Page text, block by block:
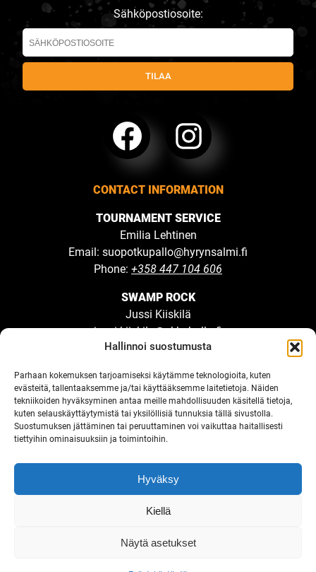
Hallinnoi suostumusta
Parhaan kokemuksen tarjoamiseksi käytämme teknologioita, kuten
evästeitä, tallentaaksemme ja/tai käyttääksemme laitetietoja. Näiden
tekniikoiden hyväksyminen antaa meille mahdollisuuden käsitellä tietoja,
kuten selauskäyttäytymistä tai yksilöllisiä tunnuksia tällä sivustolla.
Suostumuksen jättäminen tai peruuttaminen voi vaikuttaa haitallisesti
tiettyihin ominaisuuksiin ja toimintoihin.
Hyväksy
Kiellä
Näytä asetukset
Sähköpostiosoite:
CONTACT INFORMATION
TOURNAMENT SERVICE
Emilia Lehtinen
Email: suopotkupallo@hyrynsalmi.fi
Phone: +358 447 104 606
SWAMP ROCK
Jussi Kiiskilä
jussi.kiiskila@ukkohalla.fi
Ukkohallantie 20
89400 Hyrynsalmi
Email:info@ukkohalla.fi
Phone: (08) 748 500
ukkohalla.fi
© Lomana Hotels & Events 2026